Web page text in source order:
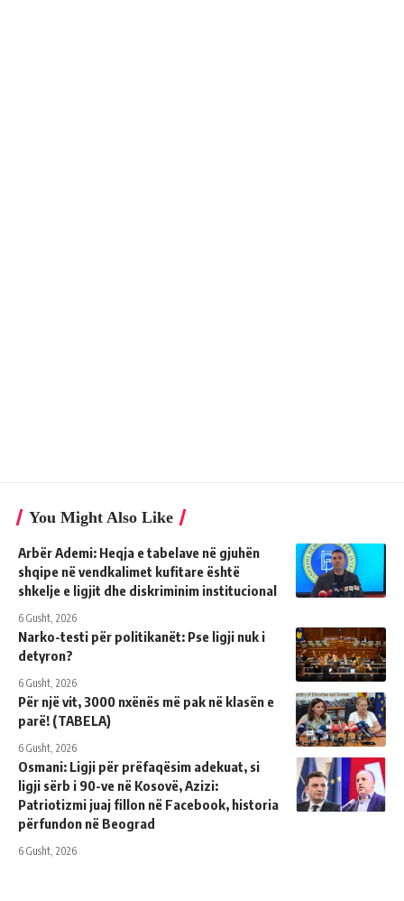
You Might Also Like
Arbër Ademi: Heqja e tabelave në gjuhën
shqipe në vendkalimet kufitare është
shkelje e ligjit dhe diskriminim institucional
6 Gusht, 2026
Narko-testi për politikanët: Pse ligji nuk i
detyron?
6 Gusht, 2026
Për një vit, 3000 nxënës më pak në klasën e
parë! (TABELA)
6 Gusht, 2026
Osmani: Ligji për prëfaqësim adekuat, si
ligji sërb i 90-ve në Kosovë, Azizi:
Patriotizmi juaj fillon në Facebook, historia
përfundon në Beograd
6 Gusht, 2026